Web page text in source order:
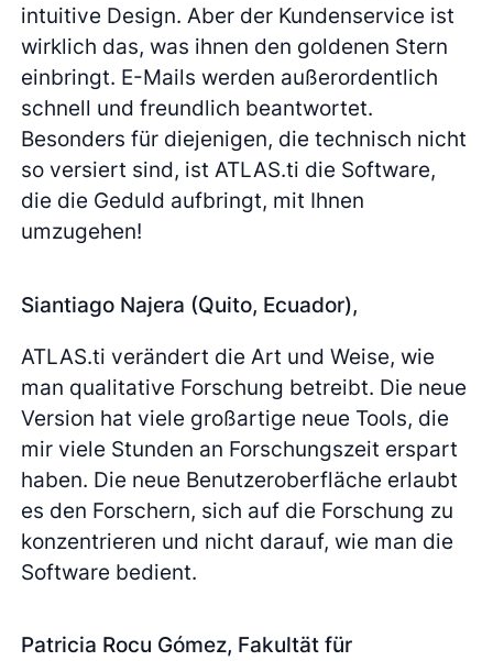
intuitive Design. Aber der Kundenservice ist
wirklich das, was ihnen den goldenen Stern
einbringt. E-Mails werden außerordentlich
schnell und freundlich beantwortet.
Besonders für diejenigen, die technisch nicht
so versiert sind, ist ATLAS.ti die Software,
die die Geduld aufbringt, mit Ihnen
umzugehen!
Siantiago Najera (Quito, Ecuador),
ATLAS.ti verändert die Art und Weise, wie
man qualitative Forschung betreibt. Die neue
Version hat viele großartige neue Tools, die
mir viele Stunden an Forschungszeit erspart
haben. Die neue Benutzeroberfläche erlaubt
es den Forschern, sich auf die Forschung zu
konzentrieren und nicht darauf, wie man die
Software bedient.
Patricia Rocu Gómez, Fakultät für